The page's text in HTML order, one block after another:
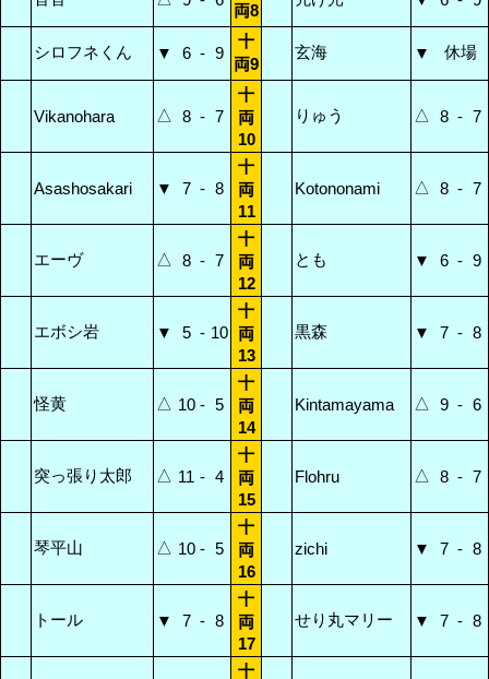
両8
シロフネくん ▼ 6 - 9
十
両9
玄海 ▼ 休場
Vikanohara △ 8 - 7
十
両
10
りゅう △ 8 - 7
Asashosakari ▼ 7 - 8
十
両
11
Kotononami △ 8 - 7
エーヴ △ 8 - 7
十
両
12
とも ▼ 6 - 9
エボシ岩 ▼ 5 - 10
十
両
13
黒森 ▼ 7 - 8
怪黄 △ 10 - 5
十
両
14
Kintamayama △ 9 - 6
突っ張り太郎 △ 11 - 4
十
両
15
Flohru △ 8 - 7
琴平山 △ 10 - 5
十
両
16
zichi ▼ 7 - 8
トール ▼ 7 - 8
十
両
17
せり丸マリー ▼ 7 - 8
十